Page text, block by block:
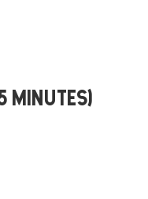
MINUTES)